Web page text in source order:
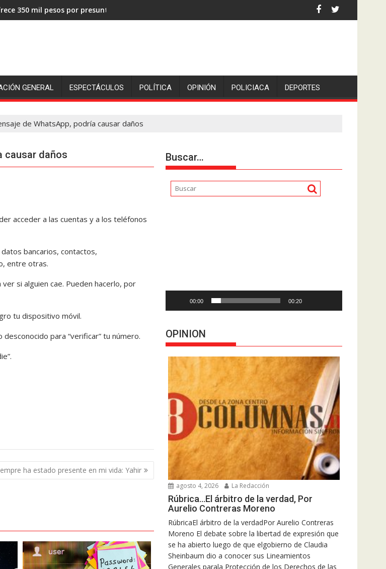
350 mil pesos por presuntos asesinos de la comunicadora Avisack Douglas.
GENERAL ESPECTÁCULOS POLÍTICA OPINIÓN POLICIACA DEPORTES
de WhatsApp, podría causar daños
causar daños
acceder a las cuentas y a los teléfonos
bancarios, contactos,
entre otras.
ver si alguien cae. Pueden hacerlo, por
tu dispositivo móvil.
para “verificar” tu número.
ha estado presente en mi vida: Yahir
Buscar…
00:00 00:20
OPINION
agosto 4, 2026 La Redacción
Rúbrica…El árbitro de la verdad, Por
Aurelio Contreras Moreno
RúbricaEl árbitro de la verdadPor Aurelio Contreras
Moreno El debate sobre la libertad de expresión que
se ha abierto luego de que elgobierno de Claudia
Sheinbaum dio a conocer sus Lineamientos
Generales parala Protección de los Derechos de las